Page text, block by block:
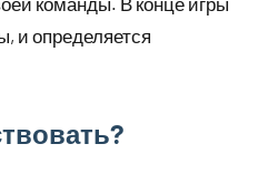
и определяется